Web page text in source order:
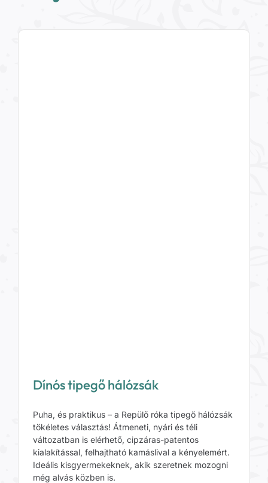
Dínós tipegő hálózsák
Puha, és praktikus – a Repülő róka tipegő hálózsák
tökéletes választás! Átmeneti, nyári és téli
változatban is elérhető, cipzáras-patentos
kialakítással, felhajtható kamáslival a kényelemért.
Ideális kisgyermekeknek, akik szeretnek mozogni
még alvás közben is.